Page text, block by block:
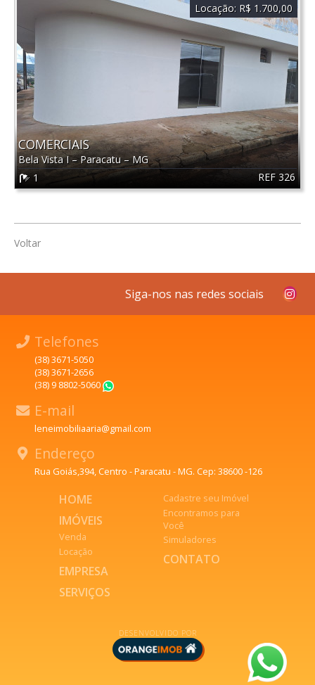
REF 326
COMERCIAIS
Bela Vista I–Paracatu –MG
1
Locação: R$ 1.700,00
Voltar
Siga-nos nas redes sociais
Telefones
(38) 3671-5050
(38) 3671-2656
(38) 9 8802-5060
E-mail
leneimobiliaaria@gmail.com
Endereço
Rua Goiás,394, Centro - Paracatu - MG. Cep: 38600 -126
HOME
IMÓVEIS
Venda
Locação
EMPRESA
SERVIÇOS
Cadastre seu Imóvel
Encontramos para
Você
Simuladores
CONTATO
DESENVOLVIDO POR